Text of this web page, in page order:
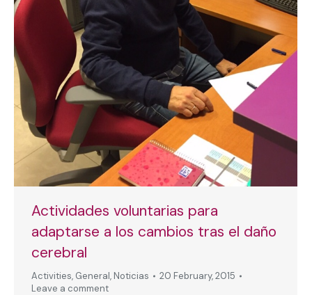
Actividades voluntarias para
adaptarse a los cambios tras el daño
cerebral
Activities, General, Noticias
20 February, 2015
Leave a comment